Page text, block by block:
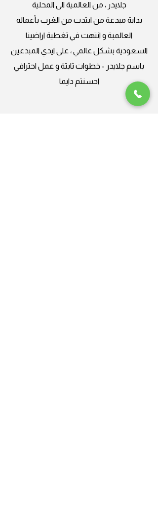
جلايدر ، من العالمية الى المحلية
بداية مبدعة من ابتدت من الغرب بأعماله
العالمبة و انتهت في تغطية اراضينا
السعودية بشكل عالمي ، على ايدي المبدعين
باسم جلايدر - خطوات ثابتة و عمل احترافي
احسنتم دايما